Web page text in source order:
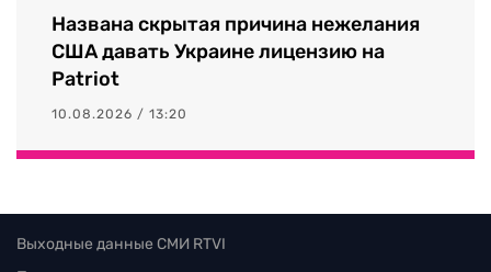
Названа скрытая причина нежелания
США давать Украине лицензию на
Patriot
10.08.2026 / 13:20
Выходные данные СМИ RTVI